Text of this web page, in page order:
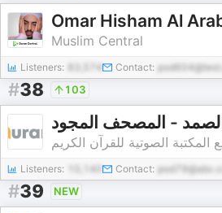
Omar Hisham Al
Muslim Central
Listeners: Contact:
#38 103
المكتبة الصوتية للقرآن الكريم
Listeners: 10,140 Contact:
#39 NEW